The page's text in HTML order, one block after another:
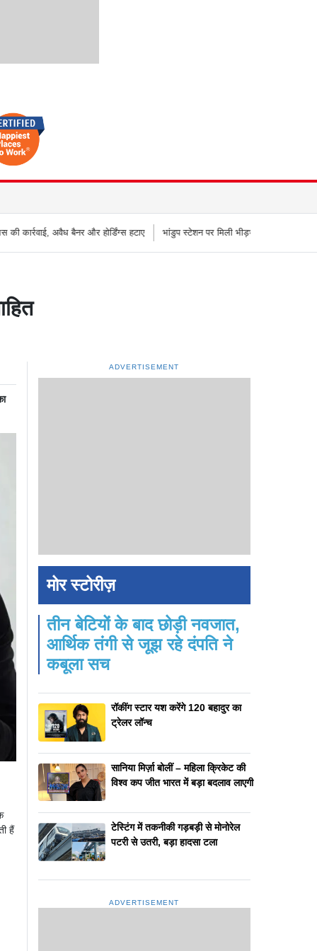
और होर्डिंग्स हटाए भांडुप स्टेशन पर मिली भीड़भाड़ से राहत, एमआरवीसी ने शुरू किया
हैं
ADVERTISEMENT
मोर स्टोरीज़
तीन बेटियों के बाद छोड़ी नवजात,
आर्थिक तंगी से जूझ रहे दंपति ने
कबूला सच
रॉकींग स्टार यश करेंगे 120 बहादुर का
ट्रेलर लॉन्च
सानिया मिर्ज़ा बोलीं – महिला क्रिकेट की
विश्व कप जीत भारत में बड़ा बदलाव लाएगी
टेस्टिंग में तकनीकी गड़बड़ी से मोनोरेल
पटरी से उतरी, बड़ा हादसा टला
ADVERTISEMENT